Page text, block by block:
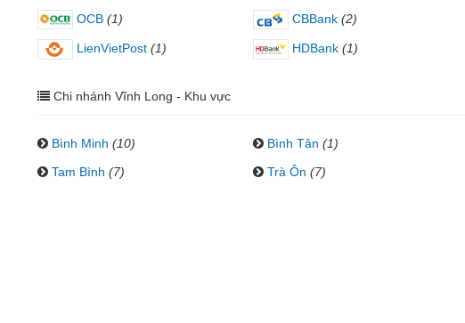
OCB (1) CBBank (2)
LienVietPost (1) HDBank (1)
Chi nhánh Vĩnh Long - Khu vực
Bình Minh (10) Bình Tân (1)
Tam Bình (7) Trà Ôn (7)